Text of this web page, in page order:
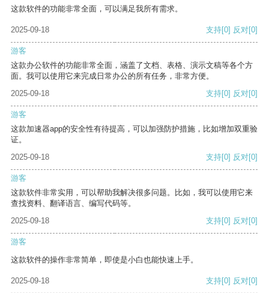
这款软件的功能非常全面，可以满足我所有需求。
2025-09-18 支持[0] 反对[0]
游客
这款办公软件的功能非常全面，涵盖了文档、表格、演示文稿等各个方
面。我可以使用它来完成日常办公的所有任务，非常方便。
2025-09-18
支持[0] 反对[0]
游客
这款加速器app的安全性有待提高，可以加强防护措施，比如增加双重验
证。
2025-09-18
支持[0] 反对[0]
游客
这款软件非常实用，可以帮助我解决很多问题。比如，我可以使用它来
查找资料、翻译语言、编写代码等。
2025-09-18
支持[0] 反对[0]
游客
这款软件的操作非常简单，即使是小白也能快速上手。
2025-09-18 支持[0] 反对[0]